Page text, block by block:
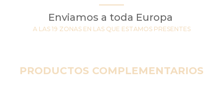
Enviamos a toda Europa
A LAS 19 ZONAS EN LAS QUE ESTAMOS PRESENTES
PRODUCTOS COMPLEMENTARIOS